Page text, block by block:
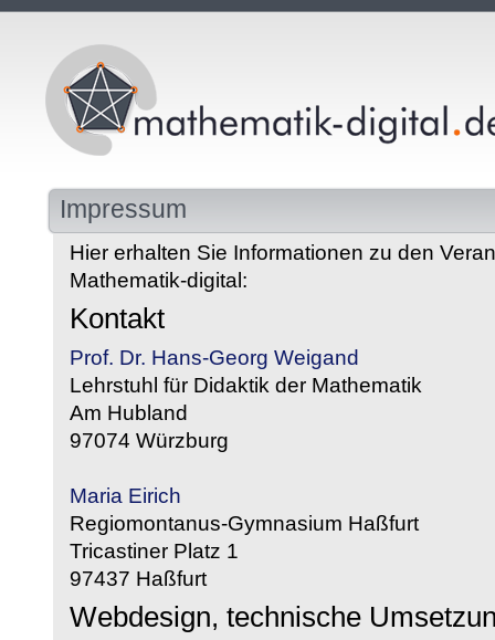
Impressum
Hier erhalten Sie Informationen zu den
Mathematik-digital:
Kontakt
Prof. Dr. Hans-Georg Weigand
Lehrstuhl für Didaktik der Mathematik
Am Hubland
97074 Würzburg
Maria Eirich
Regiomontanus-Gymnasium Haßfurt
Tricastiner Platz 1
97437 Haßfurt
Webdesign, technische